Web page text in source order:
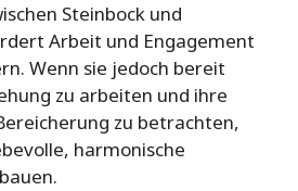
Steinbock und
Arbeit und Engagement
Wenn sie jedoch bereit
zu arbeiten und ihre
zu betrachten,
harmonische